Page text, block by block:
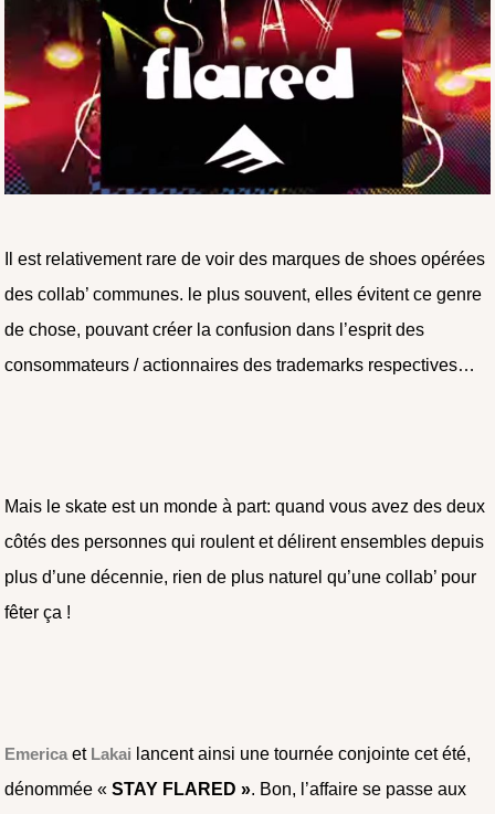
Il est relativement rare de voir des marques de shoes opérées
des collab’ communes. le plus souvent, elles évitent ce genre
de chose, pouvant créer la confusion dans l’esprit des
consommateurs / actionnaires des trademarks respectives…
Mais le skate est un monde à part: quand vous avez des deux
côtés des personnes qui roulent et délirent ensembles depuis
plus d’une décennie, rien de plus naturel qu’une collab’ pour
fêter ça !
Emerica et Lakai lancent ainsi une tournée conjointe cet été,
dénommée «STAY FLARED ». Bon, l’affaire se passe aux